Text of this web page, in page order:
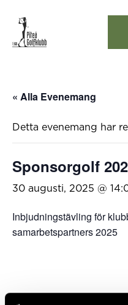
« Alla Evenemang
Detta evenemang har
Sponsorgolf
30 augusti, 2025 @
Inbjudningstävling för
samarbetspartners 2025